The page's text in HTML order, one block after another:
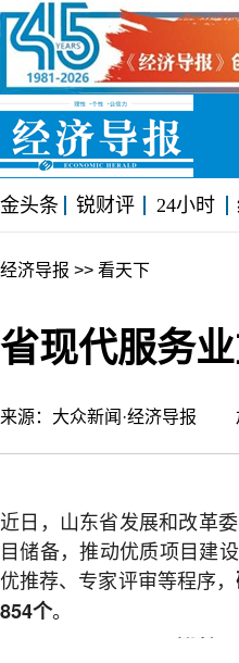
金头条 锐财评 24小时
经济导报 >> 看天下
省现代服务
来源：大众新闻·经济导报
近日，山东省发展和改革
目储备，推动优质项目建
优推荐、专家评审等程序，
854个。